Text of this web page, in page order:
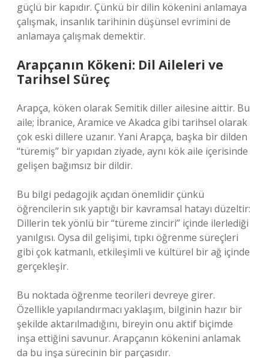
güçlü bir kapıdır. Çünkü bir dilin kökenini anlamaya
çalışmak, insanlık tarihinin düşünsel evrimini de
anlamaya çalışmak demektir.
Arapçanın Kökeni: Dil Aileleri ve
Tarihsel Süreç
Arapça, köken olarak Semitik diller ailesine aittir. Bu
aile; İbranice, Aramice ve Akadca gibi tarihsel olarak
çok eski dillere uzanır. Yani Arapça, başka bir dilden
“türemiş” bir yapıdan ziyade, aynı kök aile içerisinde
gelişen bağımsız bir dildir.
Bu bilgi pedagojik açıdan önemlidir çünkü
öğrencilerin sık yaptığı bir kavramsal hatayı düzeltir:
Dillerin tek yönlü bir “türeme zinciri” içinde ilerlediği
yanılgısı. Oysa dil gelişimi, tıpkı öğrenme süreçleri
gibi çok katmanlı, etkileşimli ve kültürel bir ağ içinde
gerçekleşir.
Bu noktada öğrenme teorileri devreye girer.
Özellikle yapılandırmacı yaklaşım, bilginin hazır bir
şekilde aktarılmadığını, bireyin onu aktif biçimde
inşa ettiğini savunur. Arapçanın kökenini anlamak
da bu inşa sürecinin bir parçasıdır.